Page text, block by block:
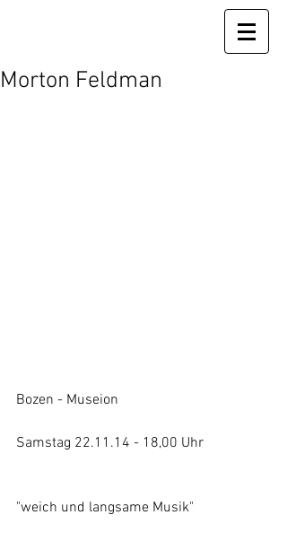
Morton Feldman
Bozen - Museion
Samstag 22.11.14 - 18,00 Uhr
"weich und langsame Musik"